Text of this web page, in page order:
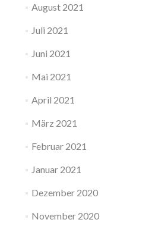
August 2021
Juli 2021
Juni 2021
Mai 2021
April 2021
März 2021
Februar 2021
Januar 2021
Dezember 2020
November 2020